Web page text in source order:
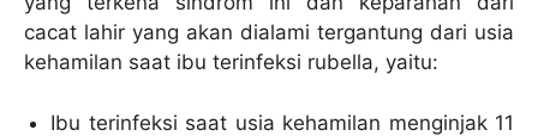
cacat lahir yang akan dialami tergantung dari usia
kehamilan saat ibu terinfeksi rubella, yaitu:
Ibu terinfeksi saat usia kehamilan menginjak 11